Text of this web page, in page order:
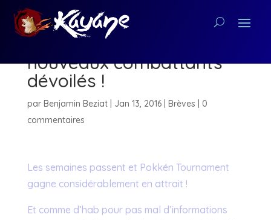
Pokkén Tournament : 3
nouveaux combattants
dévoilés !
par Benjamin Beziat| Jan 13, 2016| Brèves
0
commentaires
Les semaines passent et Pokkén Tournament
gagne considérablement en attrait !
Et comme d’hab pour pas mal d’informations